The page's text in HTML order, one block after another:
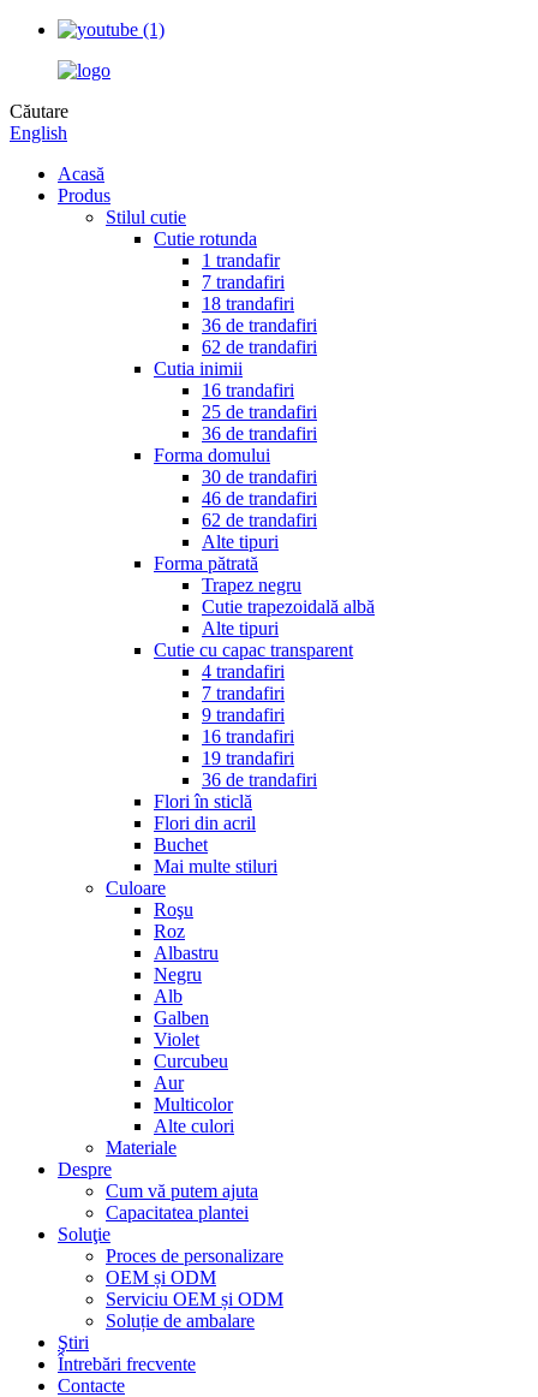
Căutare
English
Acasă
Produs
Stilul cutie
Cutie rotunda
1 trandafir
7 trandafiri
18 trandafiri
36 de trandafiri
62 de trandafiri
Cutia inimii
16 trandafiri
25 de trandafiri
36 de trandafiri
Forma domului
30 de trandafiri
46 de trandafiri
62 de trandafiri
Alte tipuri
Forma pătrată
Trapez negru
Cutie trapezoidală albă
Alte tipuri
Cutie cu capac transparent
4 trandafiri
7 trandafiri
9 trandafiri
16 trandafiri
19 trandafiri
36 de trandafiri
Flori în sticlă
Flori din acril
Buchet
Mai multe stiluri
Culoare
Roşu
Roz
Albastru
Negru
Alb
Galben
Violet
Curcubeu
Aur
Multicolor
Alte culori
Materiale
Despre
Cum vă putem ajuta
Capacitatea plantei
Soluţie
Proces de personalizare
OEM și ODM
Serviciu OEM și ODM
Soluție de ambalare
Ştiri
Întrebări frecvente
Contacte